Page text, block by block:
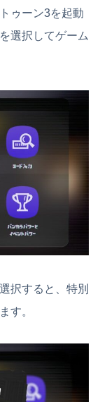
ゥーン3を起動
選択してゲーム
択すると、特別
す。